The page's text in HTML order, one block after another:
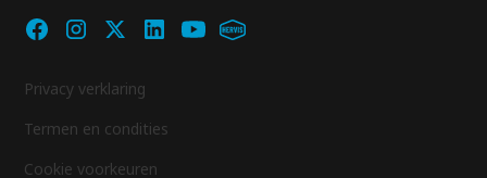
Privacy verklaring
Termen en condities
Cookie voorkeuren